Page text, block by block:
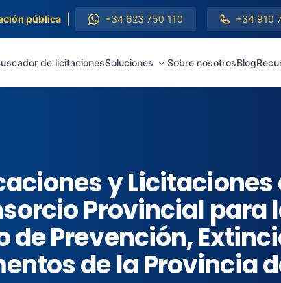
pública +34 623 750 110 +34 910
de licitacionesSoluciones Sobre nosotrosBlog
y Licitaciones
Provincial para
de Prevención,
de la Provincia